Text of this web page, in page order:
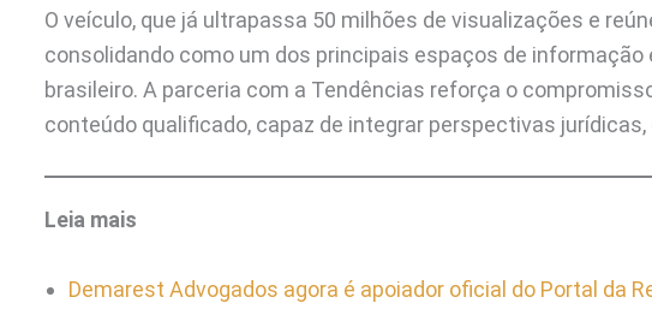
O veículo, que já ultrapassa 50 milhões de visualizações e
consolidando como um dos principais espaços de
brasileiro. A parceria com a Tendências reforça o
conteúdo qualificado, capaz de integrar perspectivas
Leia mais
Demarest Advogados agora é apoiador oficial do Portal da